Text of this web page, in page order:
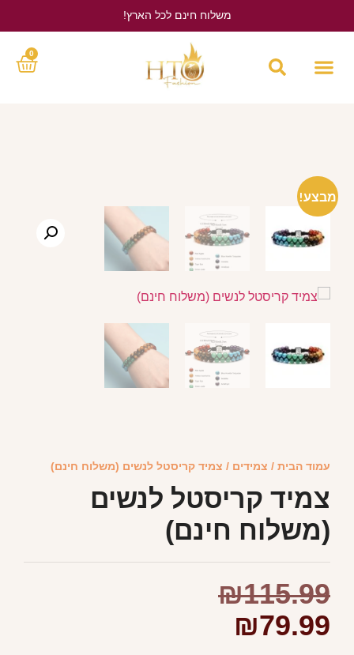
משלוח חינם לכל הארץ!
0
מבצע!
עמוד הבית / צמידים / צמיד קריסטל לנשים (משלוח חינם)
צמיד קריסטל לנשים
(משלוח חינם)
₪115.99
₪79.99